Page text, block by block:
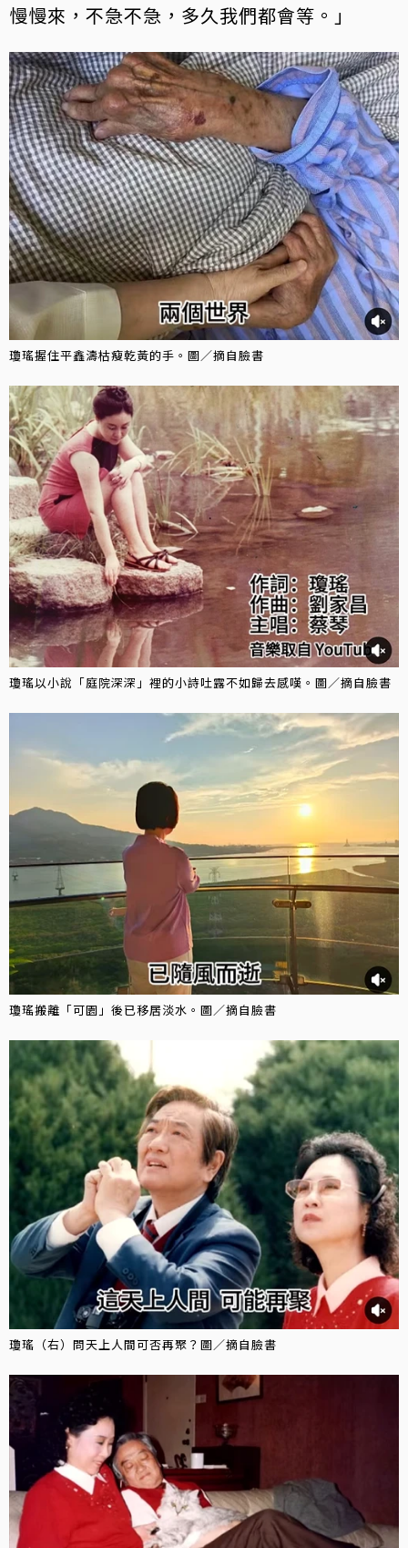
慢慢來，不急不急，多久我們都會等。」
瓊瑤握住平鑫濤枯瘦乾黃的手。圖／摘自臉書
瓊瑤以小說「庭院深深」裡的小詩吐露不如歸去感嘆。圖／摘自臉書
瓊瑤搬離「可園」後已移居淡水。圖／摘自臉書
瓊瑤（右）問天上人間可否再聚？圖／摘自臉書